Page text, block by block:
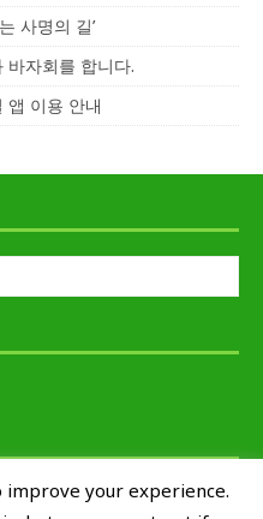
사명의 길’
바자회를 합니다.
앱 이용 안내
improve your experience.